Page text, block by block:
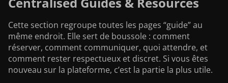
Cette section regroupe toutes les pages “guide” au
même endroit. Elle sert de boussole : comment
réserver, comment communiquer, quoi attendre, et
comment rester respectueux et discret. Si vous êtes
nouveau sur la plateforme, c’est la partie la plus utile.